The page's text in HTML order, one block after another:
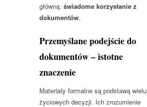
główną: świadome korzystanie z
dokumentów.
Przemyślane podejście do
dokumentów – istotne
znaczenie
Materiały formalne są podstawą wielu
życiowych decyzji. Ich zrozumienie